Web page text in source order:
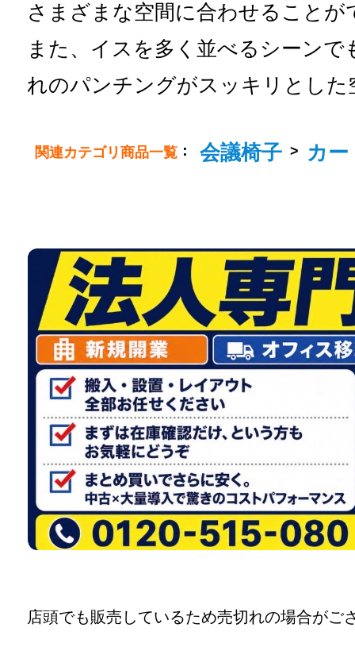
さまざまな空間に合わせることが
また、イスを多く並べるシーン
れのパンチングがスッキリとした
関連カテゴリ商品一覧 ： 会議椅子 > カ
店頭でも販売しているため売切れの場合がご